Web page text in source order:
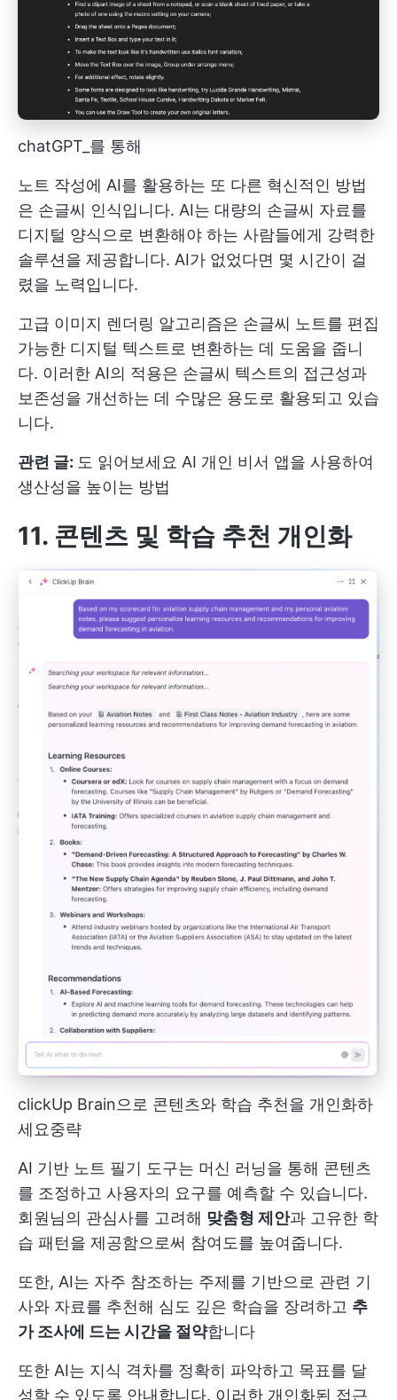
chatGPT_를 통해
노트 작성에 AI를 활용하는 또 다른 혁신적인 방법
은 손글씨 인식입니다. AI는 대량의 손글씨 자료를
디지털 양식으로 변환해야 하는 사람들에게 강력한
솔루션을 제공합니다. AI가 없었다면 몇 시간이 걸
렸을 노력입니다.
고급 이미지 렌더링 알고리즘은 손글씨 노트를 편집
가능한 디지털 텍스트로 변환하는 데 도움을 줍니
다. 이러한 AI의 적용은 손글씨 텍스트의 접근성과
보존성을 개선하는 데 수많은 용도로 활용되고 있습
니다.
관련 글: 도 읽어보세요 AI 개인 비서 앱을 사용하여
생산성을 높이는 방법
11. 콘텐츠 및 학습 추천 개인화
clickUp Brain으로 콘텐츠와 학습 추천을 개인화하
세요중략
AI 기반 노트 필기 도구는 머신 러닝을 통해 콘텐츠
를 조정하고 사용자의 요구를 예측할 수 있습니다.
회원님의 관심사를 고려해 맞춤형 제안과 고유한 학
습 패턴을 제공함으로써 참여도를 높여줍니다.
또한, AI는 자주 참조하는 주제를 기반으로 관련 기
사와 자료를 추천해 심도 깊은 학습을 장려하고 추
가 조사에 드는 시간을 절약합니다
또한 AI는 지식 격차를 정확히 파악하고 목표를 달
성할 수 있도록 안내합니다. 이러한 개인화된 접근